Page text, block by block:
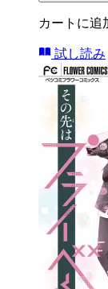
カートに追
試し読み